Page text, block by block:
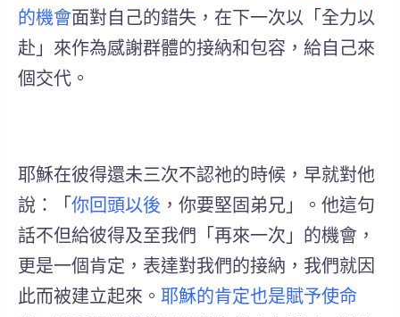
的機會面對自己的錯失，在下一次以「全力以
赴」來作為感謝群體的接納和包容，給自己來
個交代。
耶穌在彼得還未三次不認祂的時候，早就對他
說：「 你回頭以後 ，你要堅固弟兄」。他這句
話不但給彼得及至我們「再來一次」的機會，
更是一個肯定，表達對我們的接納，我們就因
此而被建立起來。 耶穌的肯定也是賦予使命